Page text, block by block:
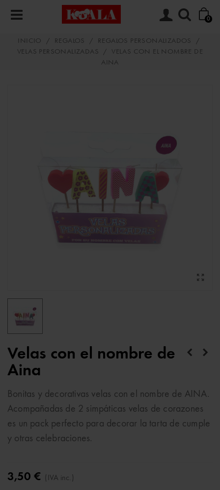
0
INICIO / REGALOS / REGALOS PERSONALIZADOS
/
VELAS PERSONALIZADAS
/
VELAS CON EL NOMBRE DE
AINA
Velas con el nombre de
Aina
Bonitas y decorativas velas con el nombre de AINA.
Acompañadas de 2 simpáticas velas de corazones
es un pack perfecto para decorar la tarta de cumple
y otras celebraciones.
3,50 € (IVA inc.)